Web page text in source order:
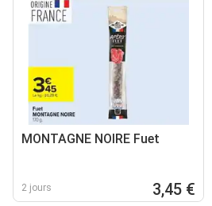
MONTAGNE NOIRE Fuet
2 jours 3,45 €